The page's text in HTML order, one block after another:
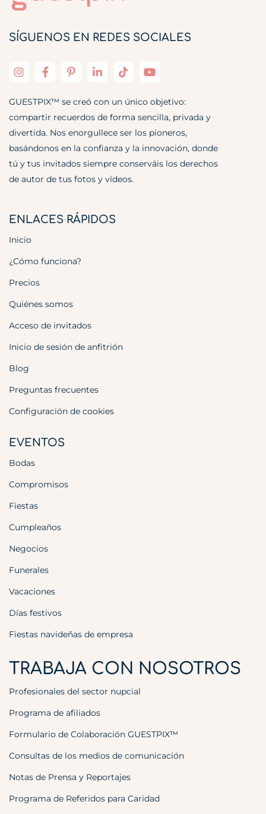
SÍGUENOS EN REDES SOCIALES
GUESTPIX™ se creó con un único objetivo:
compartir recuerdos de forma sencilla, privada y
divertida. Nos enorgullece ser los pioneros,
basándonos en la confianza y la innovación, donde
tú y tus invitados siempre conserváis los derechos
de autor de tus fotos y vídeos.
ENLACES RÁPIDOS
Inicio
¿Cómo funciona?
Precios
Quiénes somos
Acceso de invitados
Inicio de sesión de anfitrión
Blog
Preguntas frecuentes
Configuración de cookies
EVENTOS
Bodas
Compromisos
Fiestas
Cumpleaños
Negocios
Funerales
Vacaciones
Días festivos
Fiestas navideñas de empresa
TRABAJA CON NOSOTROS
Profesionales del sector nupcial
Programa de afiliados
Formulario de Colaboración GUESTPIX™
Consultas de los medios de comunicación
Notas de Prensa y Reportajes
Programa de Referidos para Caridad